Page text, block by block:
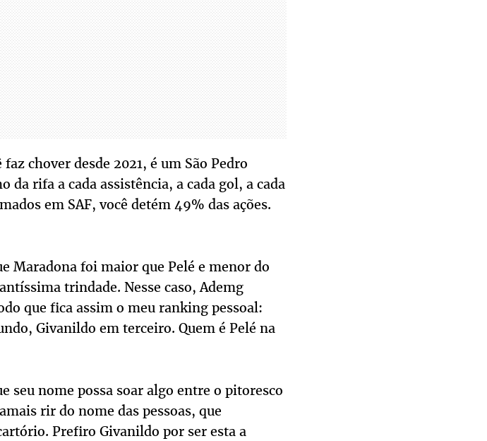
chover desde 2021, é um São Pedro
rifa a cada assistência, a cada gol, a cada
em SAF, você detém 49% das ações.
Maradona foi maior que Pelé e menor do
trindade. Nesse caso, Ademg
que fica assim o meu ranking pessoal:
Givanildo em terceiro. Quem é Pelé na
nome possa soar algo entre o pitoresco
rir do nome das pessoas, que
Prefiro Givanildo por ser esta a